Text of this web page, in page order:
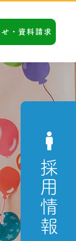
・資料請求
採用情報